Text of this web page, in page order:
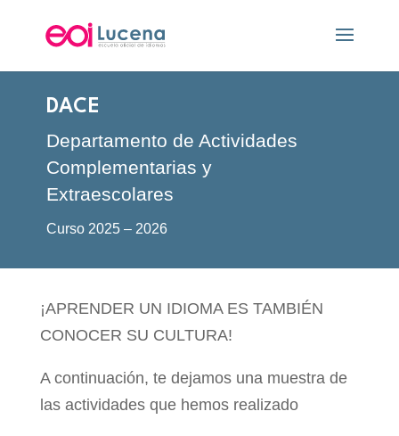
DACE
Departamento de Actividades
Complementarias y
Extraescolares
Curso 2025 – 2026
¡APRENDER UN IDIOMA ES TAMBIÉN
CONOCER SU CULTURA!
A continuación, te dejamos una muestra de
las actividades que hemos realizado